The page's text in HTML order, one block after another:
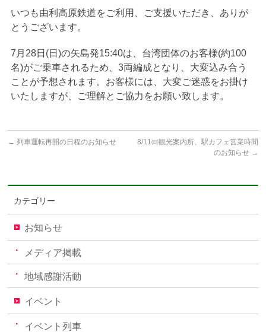
いつも由利高原鉄道をご利用、ご支援いただき、ありが
とうございます。
7月28日(日)の矢島発15:40は、台湾団体のお客様(約100
名)がご乗車されるため、3両編成となり、大変込み合う
ことが予想されます。お客様には、大変ご迷惑をお掛け
いたしますが、ご理解とご協力をお願い致します。
← 列車運転再開の日程のお知らせ
8/11㈰観光案内所、駅カフェ営業時間
のお知らせ →
カテゴリー
お知らせ
メディア掲載
地域感謝活動
イベント
イベント列車